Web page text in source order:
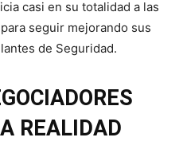
casi en su totalidad a las
seguir mejorando sus
de Seguridad.
REALIDAD